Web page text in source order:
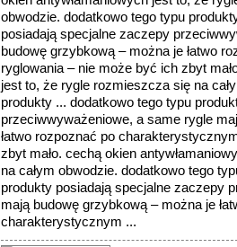
obwodzie. dodatkowo tego typu
posiadają specjalne zaczepy
budowę grzybkową – można je łatwo
ryglowania – nie może być ich zbyt
jest to, że rygle rozmieszcza się na
produkty ... dodatkowo tego typu
przeciwwyważeniowe, a same rygle
łatwo rozpoznać po
zbyt mało. cechą okien
na całym obwodzie. dodatkowo tego
produkty posiadają specjalne zaczepy
mają budowę grzybkową – można je
charakterystycznym ...